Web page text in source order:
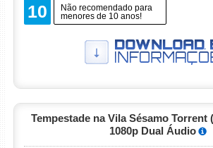
10
Não recomendado para
menores de 10 anos!
Tempestade na Vila Sésamo Torrent
1080p Dual Áudio